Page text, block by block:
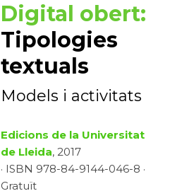
Digital obert:
Tipologies
textuals
Models i activitats
Edicions de la Universitat
de Lleida, 2017
· ISBN 978-84-9144-046-8 ·
Gratuït